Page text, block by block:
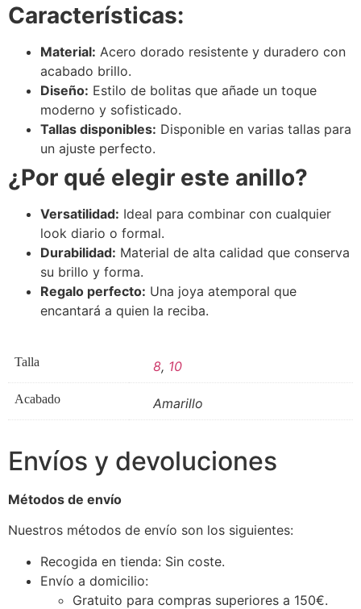
Características:
Material: Acero dorado resistente y duradero con
acabado brillo.
Diseño: Estilo de bolitas que añade un toque
moderno y sofisticado.
Tallas disponibles: Disponible en varias tallas para
un ajuste perfecto.
¿Por qué elegir este anillo?
Versatilidad: Ideal para combinar con cualquier
look diario o formal.
Durabilidad: Material de alta calidad que conserva
su brillo y forma.
Regalo perfecto: Una joya atemporal que
encantará a quien la reciba.
Talla 8, 10
Acabado Amarillo
Envíos y devoluciones
Métodos de envío
Nuestros métodos de envío son los siguientes:
Recogida en tienda: Sin coste.
Envío a domicilio:
Gratuito para compras superiores a 150€.